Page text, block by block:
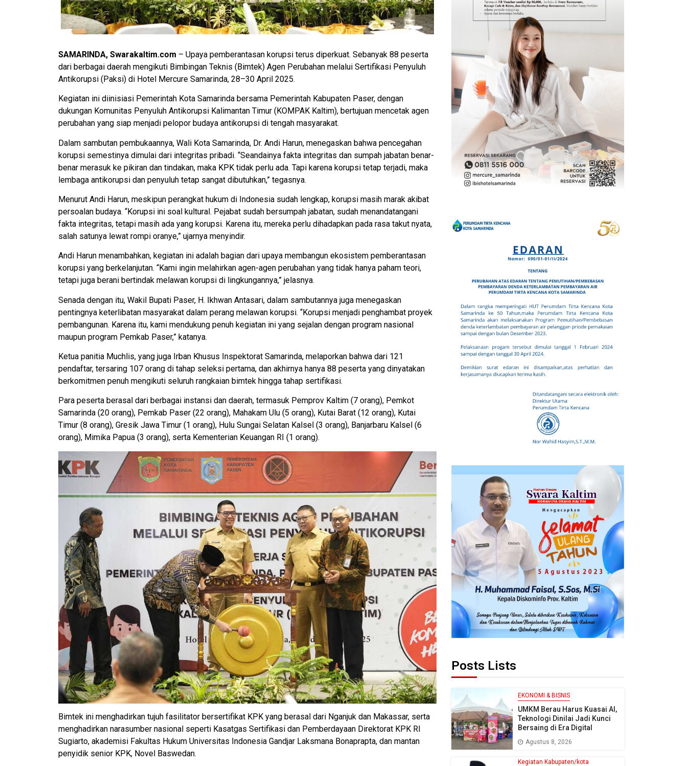
SAMARINDA, Swarakaltim.com – Upaya pemberantasan korupsi terus diperkuat. Sebanyak 88 peserta
dari berbagai daerah mengikuti Bimbingan Teknis (Bimtek) Agen Perubahan melalui Sertifikasi Penyuluh
Antikorupsi (Paksi) di Hotel Mercure Samarinda, 28–30 April 2025.
Kegiatan ini diinisiasi Pemerintah Kota Samarinda bersama Pemerintah Kabupaten Paser, dengan
dukungan Komunitas Penyuluh Antikorupsi Kalimantan Timur (KOMPAK Kaltim), bertujuan mencetak agen
perubahan yang siap menjadi pelopor budaya antikorupsi di tengah masyarakat.
Dalam sambutan pembukaannya, Wali Kota Samarinda, Dr. Andi Harun, menegaskan bahwa pencegahan
korupsi semestinya dimulai dari integritas pribadi. “Seandainya fakta integritas dan sumpah jabatan benar-
benar merasuk ke pikiran dan tindakan, maka KPK tidak perlu ada. Tapi karena korupsi tetap terjadi, maka
lembaga antikorupsi dan penyuluh tetap sangat dibutuhkan,” tegasnya.
Menurut Andi Harun, meskipun perangkat hukum di Indonesia sudah lengkap, korupsi masih marak akibat
persoalan budaya. “Korupsi ini soal kultural. Pejabat sudah bersumpah jabatan, sudah menandatangani
fakta integritas, tetapi masih ada yang korupsi. Karena itu, mereka perlu dihadapkan pada rasa takut nyata,
salah satunya lewat rompi oranye,” ujarnya menyindir.
Andi Harun menambahkan, kegiatan ini adalah bagian dari upaya membangun ekosistem pemberantasan
korupsi yang berkelanjutan. “Kami ingin melahirkan agen-agen perubahan yang tidak hanya paham teori,
tetapi juga berani bertindak melawan korupsi di lingkungannya,” jelasnya.
Senada dengan itu, Wakil Bupati Paser, H. Ikhwan Antasari, dalam sambutannya juga menegaskan
pentingnya keterlibatan masyarakat dalam perang melawan korupsi. “Korupsi menjadi penghambat proyek
pembangunan. Karena itu, kami mendukung penuh kegiatan ini yang sejalan dengan program nasional
maupun program Pemkab Paser,” katanya.
Ketua panitia Muchlis, yang juga Irban Khusus Inspektorat Samarinda, melaporkan bahwa dari 121
pendaftar, tersaring 107 orang di tahap seleksi pertama, dan akhirnya hanya 88 peserta yang dinyatakan
berkomitmen penuh mengikuti seluruh rangkaian bimtek hingga tahap sertifikasi.
Para peserta berasal dari berbagai instansi dan daerah, termasuk Pemprov Kaltim (7 orang), Pemkot
Samarinda (20 orang), Pemkab Paser (22 orang), Mahakam Ulu (5 orang), Kutai Barat (12 orang), Kutai
Timur (8 orang), Gresik Jawa Timur (1 orang), Hulu Sungai Selatan Kalsel (3 orang), Banjarbaru Kalsel (6
orang), Mimika Papua (3 orang), serta Kementerian Keuangan RI (1 orang).
Bimtek ini menghadirkan tujuh fasilitator bersertifikat KPK yang berasal dari Nganjuk dan Makassar, serta
menghadirkan narasumber nasional seperti Kasatgas Sertifikasi dan Pemberdayaan Direktorat KPK RI
Sugiarto, akademisi Fakultas Hukum Universitas Indonesia Gandjar Laksmana Bonaprapta, dan mantan
penyidik senior KPK, Novel Baswedan.
Posts Lists
EKONOMI & BISNIS
UMKM Berau Harus Kuasai AI,
Teknologi Dinilai Jadi Kunci
Bersaing di Era Digital
Agustus 8, 2026
Kegiatan Kabupaten/kota